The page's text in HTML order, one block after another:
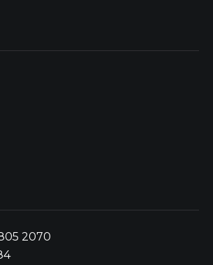
2070